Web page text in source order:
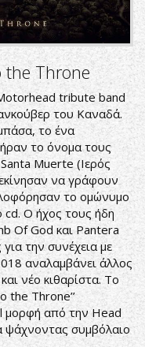
the Throne
tribute band
του Καναδά.
το ένα
το όνομα τους
Muerte (Ιερός
να γράφουν
το ομώνυμο
Ο ήχος τους ήδη
Of God και Pantera
την συνέχεια με
αναλαμβάνει άλλος
νέο κιθαρίστα. Το
the Throne’’
μορφή από την Head
ψάχνοντας συμβόλαιο